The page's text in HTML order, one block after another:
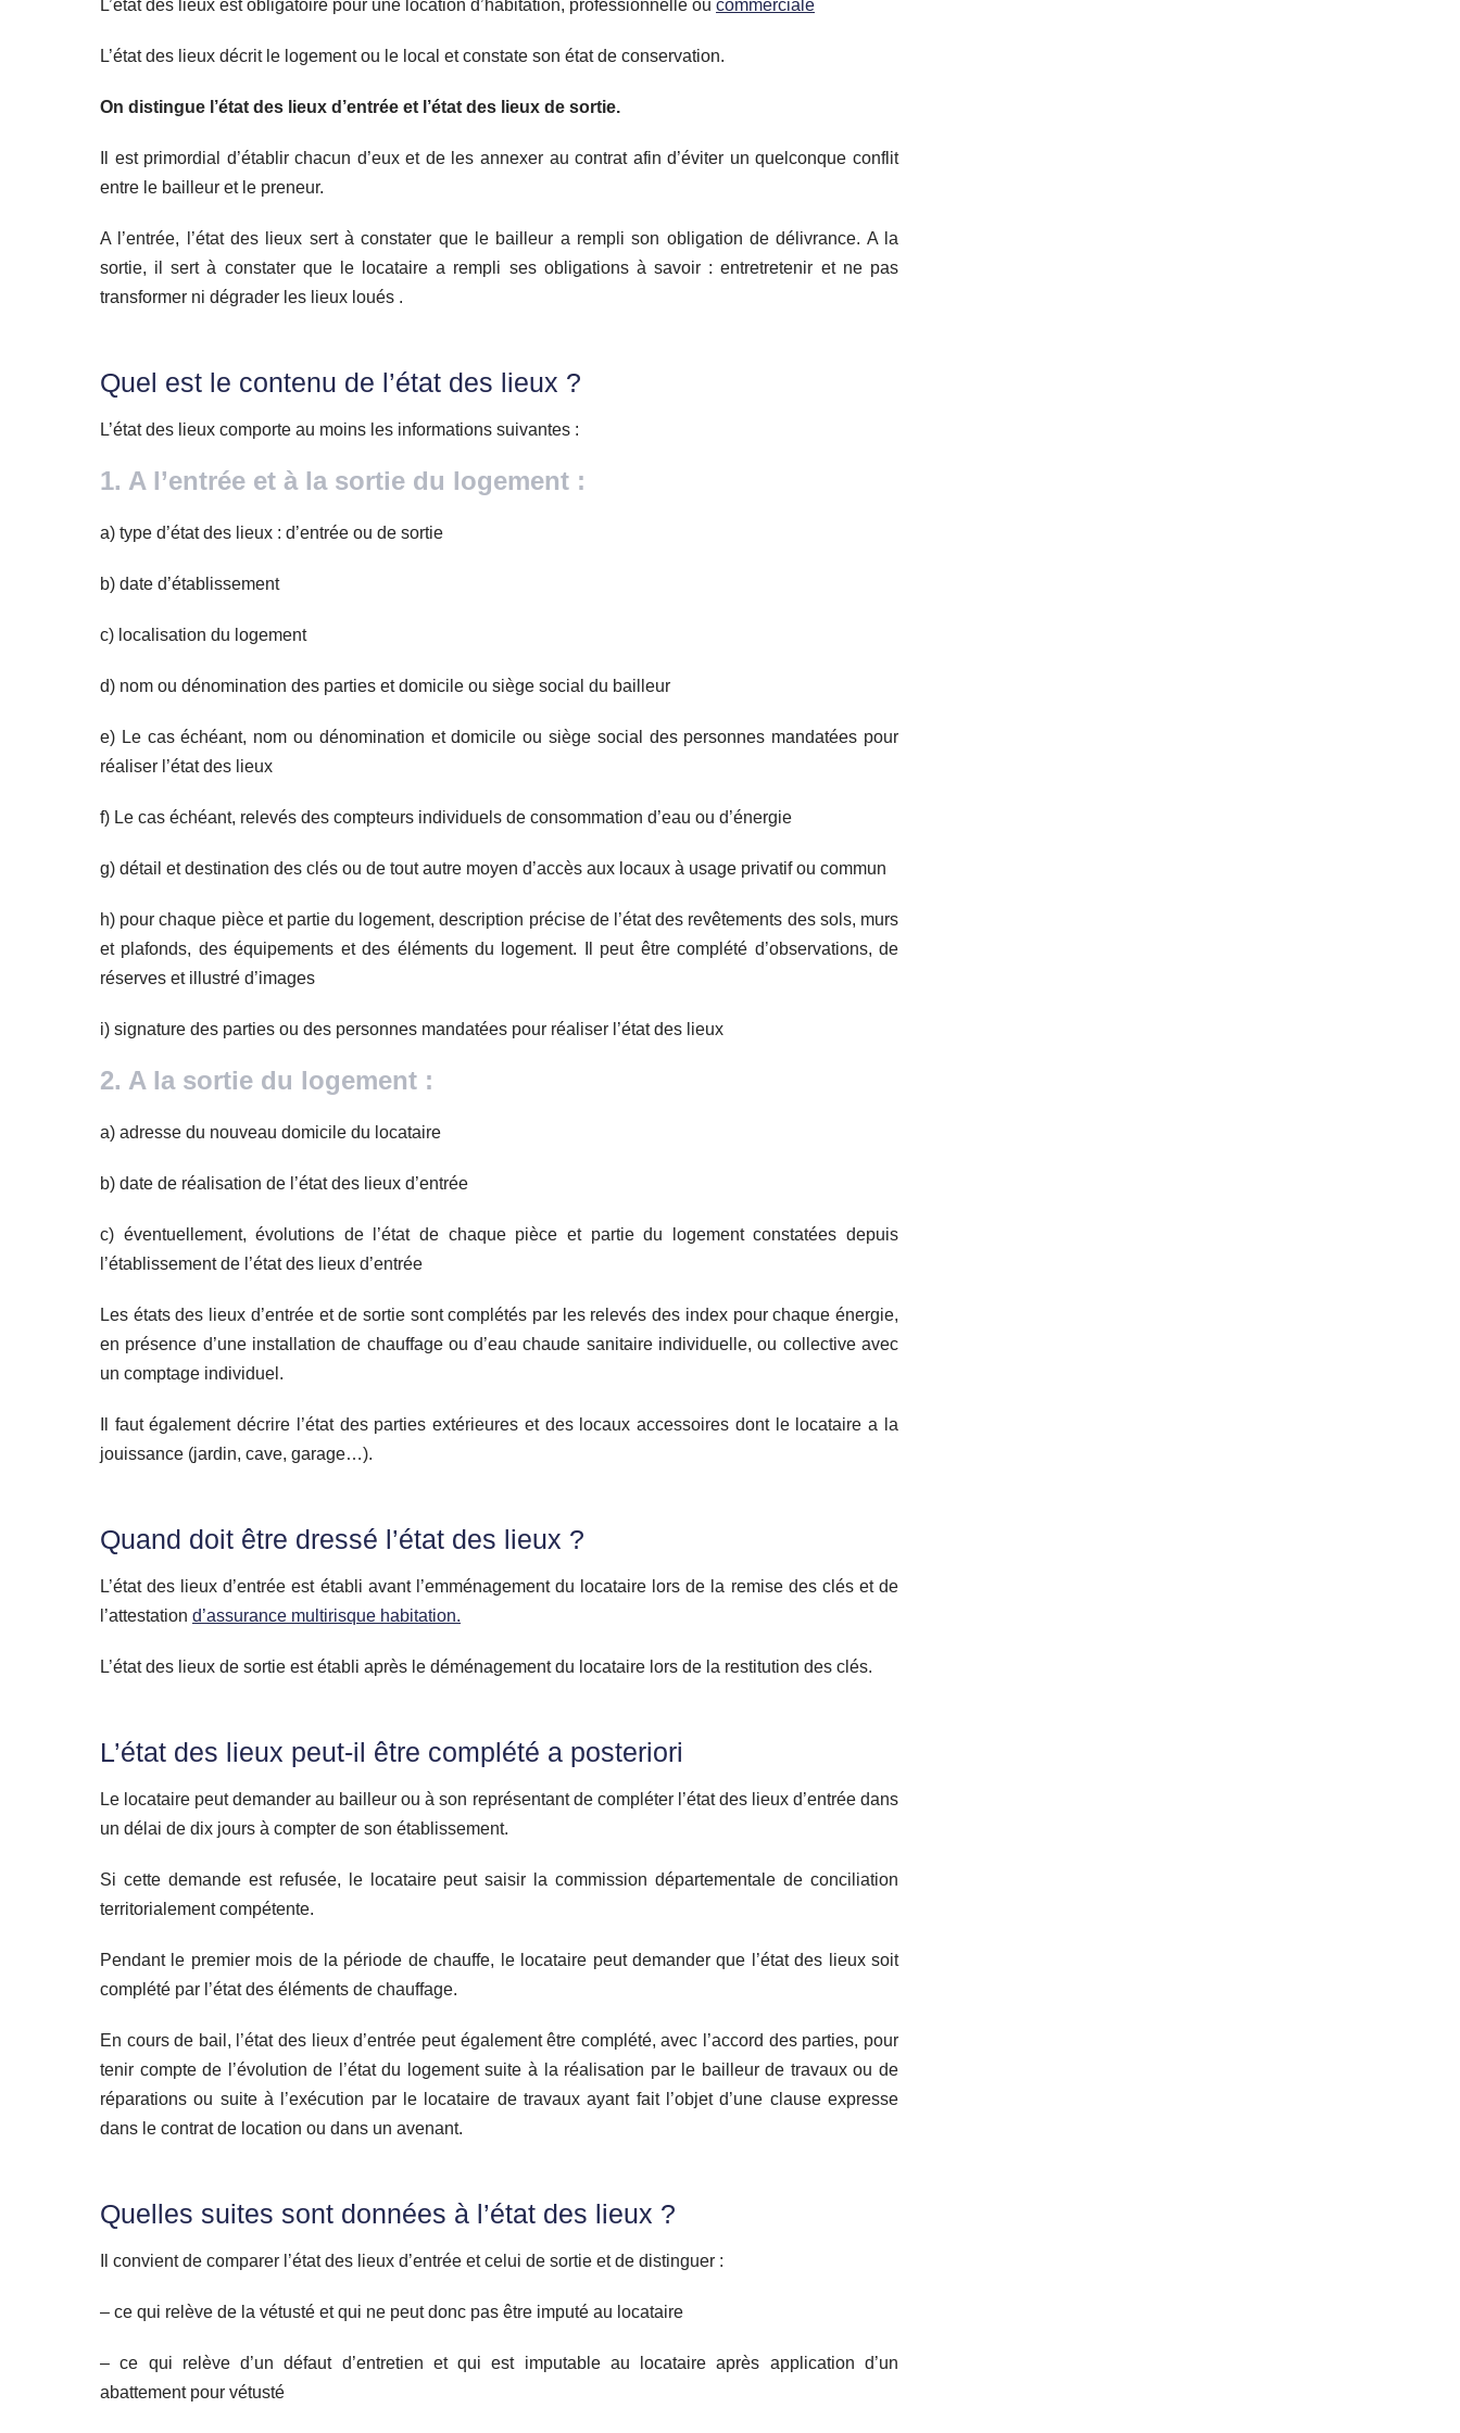
L’état des lieux est obligatoire pour une location d’habitation, professionnelle ou commerciale
L’état des lieux décrit le logement ou le local et constate son état de conservation.
On distingue l’état des lieux d’entrée et l’état des lieux de sortie.
Il est primordial d’établir chacun d’eux et de les annexer au contrat afin d’éviter un quelconque conflit
entre le bailleur et le preneur.
A l’entrée, l’état des lieux sert à constater que le bailleur a rempli son obligation de délivrance. A la
sortie, il sert à constater que le locataire a rempli ses obligations à savoir : entretretenir et ne pas
transformer ni dégrader les lieux loués .
Quel est le contenu de l’état des lieux ?
L’état des lieux comporte au moins les informations suivantes :
1. A l’entrée et à la sortie du logement :
a) type d’état des lieux : d’entrée ou de sortie
b) date d’établissement
c) localisation du logement
d) nom ou dénomination des parties et domicile ou siège social du bailleur
e) Le cas échéant, nom ou dénomination et domicile ou siège social des personnes mandatées pour
réaliser l’état des lieux
f) Le cas échéant, relevés des compteurs individuels de consommation d’eau ou d’énergie
g) détail et destination des clés ou de tout autre moyen d’accès aux locaux à usage privatif ou commun
h) pour chaque pièce et partie du logement, description précise de l’état des revêtements des sols, murs
et plafonds, des équipements et des éléments du logement. Il peut être complété d’observations, de
réserves et illustré d’images
i) signature des parties ou des personnes mandatées pour réaliser l’état des lieux
2. A la sortie du logement :
a) adresse du nouveau domicile du locataire
b) date de réalisation de l’état des lieux d’entrée
c) éventuellement, évolutions de l’état de chaque pièce et partie du logement constatées depuis
l’établissement de l’état des lieux d’entrée
Les états des lieux d’entrée et de sortie sont complétés par les relevés des index pour chaque énergie,
en présence d’une installation de chauffage ou d’eau chaude sanitaire individuelle, ou collective avec
un comptage individuel.
Il faut également décrire l’état des parties extérieures et des locaux accessoires dont le locataire a la
jouissance (jardin, cave, garage…).
Quand doit être dressé l’état des lieux ?
L’état des lieux d’entrée est établi avant l’emménagement du locataire lors de la remise des clés et de
l’attestation d’assurance multirisque habitation.
L’état des lieux de sortie est établi après le déménagement du locataire lors de la restitution des clés.
L’état des lieux peut-il être complété a posteriori
Le locataire peut demander au bailleur ou à son représentant de compléter l’état des lieux d’entrée dans
un délai de dix jours à compter de son établissement.
Si cette demande est refusée, le locataire peut saisir la commission départementale de conciliation
territorialement compétente.
Pendant le premier mois de la période de chauffe, le locataire peut demander que l’état des lieux soit
complété par l’état des éléments de chauffage.
En cours de bail, l’état des lieux d’entrée peut également être complété, avec l’accord des parties, pour
tenir compte de l’évolution de l’état du logement suite à la réalisation par le bailleur de travaux ou de
réparations ou suite à l’exécution par le locataire de travaux ayant fait l’objet d’une clause expresse
dans le contrat de location ou dans un avenant.
Quelles suites sont données à l’état des lieux ?
Il convient de comparer l’état des lieux d’entrée et celui de sortie et de distinguer :
– ce qui relève de la vétusté et qui ne peut donc pas être imputé au locataire
– ce qui relève d’un défaut d’entretien et qui est imputable au locataire après application d’un
abattement pour vétusté